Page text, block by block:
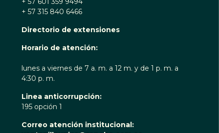
+ 57 315 840 6466
Directorio de extensiones
Horario de atención:
lunes a viernes de 7 a. m. a 12 m. y de 1 p. m. a
4:30 p. m.
Linea anticorrupción:
195 opción 1
Correo atención institucional: